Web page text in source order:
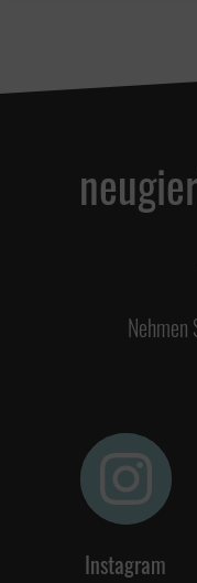
Instagram